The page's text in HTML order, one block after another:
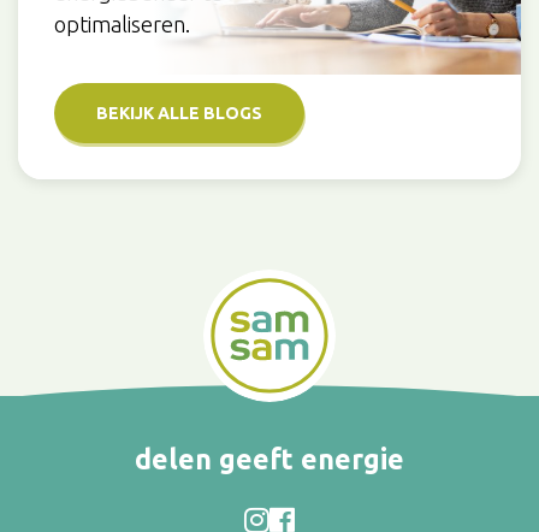
optimaliseren.
BEKIJK ALLE BLOGS
delen geeft energie